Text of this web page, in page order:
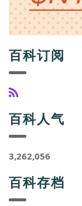
百科订阅
百科人气
3,262,056
百科存档